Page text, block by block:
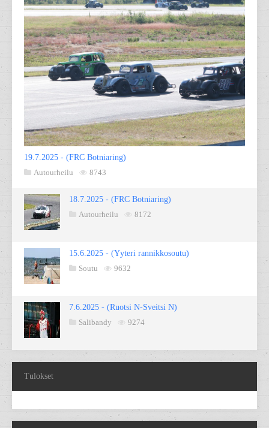
19.7.2025 - (FRC Botniaring)
Autourheilu
8743
18.7.2025 - (FRC Botniaring)
Autourheilu
8172
15.6.2025 - (Yyteri rannikkosoutu)
Soutu
9632
7.6.2025 - (Ruotsi N-Sveitsi N)
Salibandy
9274
Tulokset